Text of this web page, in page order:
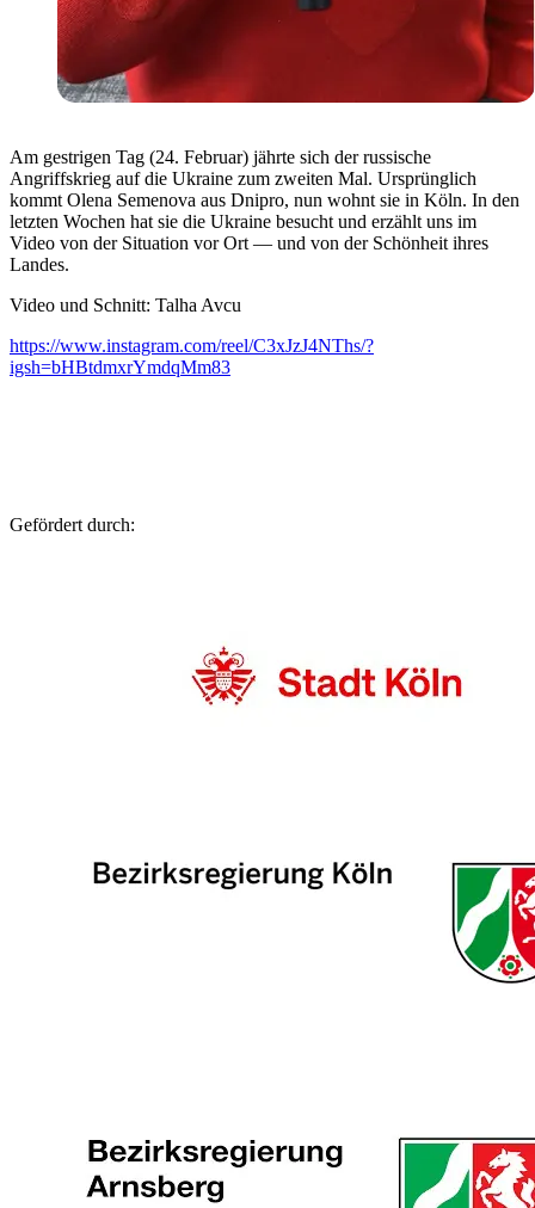
Am gestrigen Tag (24. Februar) jährte sich der russische
Angriffskrieg auf die Ukraine zum zweiten Mal. Ursprünglich
kommt Olena Semenova aus Dnipro, nun wohnt sie in Köln. In den
letzten Wochen hat sie die Ukraine besucht und erzählt uns im
Video von der Situation vor Ort — und von der Schönheit ihres
Landes.
Video und Schnitt: Talha Avcu
https://www.instagram.com/reel/C3xJzJ4NThs/?
igsh=bHBtdmxrYmdqMm83
Gefördert durch: